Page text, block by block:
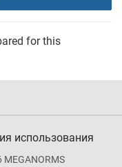
for this
использования